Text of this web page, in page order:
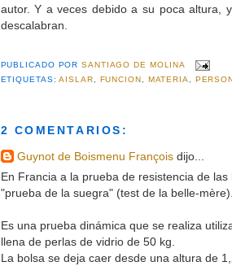
autor. Y a veces debido a su poca altura,
descalabran.
PUBLICADO PORSANTIAGO DE MOLINA
ETIQUETAS:AISLAR, FUNCION, MATERIA,
2 COMENTARIOS:
Guynot de Boismenu Françoisdijo...
En Francia a la prueba de resistencia de
"prueba de la suegra" (test de la belle-
Es una prueba dinámica que se realiza
llena de perlas de vidrio de 50 kg.
La bolsa se deja caer desde una altura de